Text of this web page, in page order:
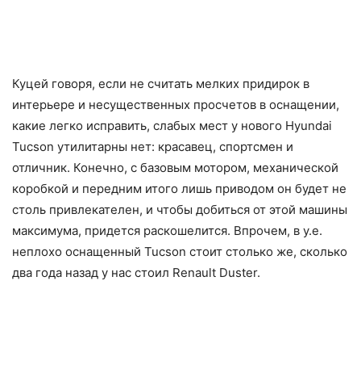
Куцей говоря, если не считать мелких придирок в
интерьере и несущественных просчетов в оснащении,
какие легко исправить, слабых мест у нового Hyundai
Tucson утилитарны нет: красавец, спортсмен и
отличник. Конечно, с базовым мотором, механической
коробкой и передним итого лишь приводом он будет не
столь привлекателен, и чтобы добиться от этой машины
максимума, придется раскошелится. Впрочем, в у.е.
неплохо оснащенный Tucson стоит столько же, сколько
два года назад у нас стоил Renault Duster.